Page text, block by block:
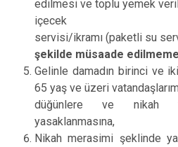
edilmesi ve toplu yemek
­içecek
servisi/ikramı (paketli su
şekilde müsaade
Gelinle damadın birinci ve
65 yaş ve üzeri
düğünlere ve nikah
yasaklanmasına,
Nikah merasimi şeklinde